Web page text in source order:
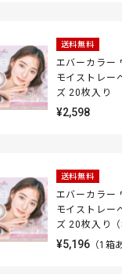
送料無料
エバーカラー
モイストレー
ズ 20枚入り
¥2,598
送料無料
エバーカラー
モイストレー
ズ 20枚入り（
¥5,196（1箱